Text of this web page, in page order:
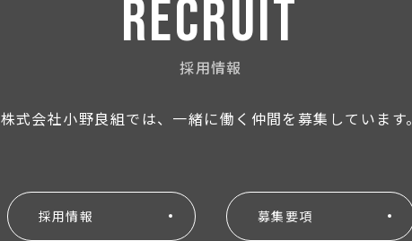
RECRUIT
採用情報
株式会社小野良組では、一緒に働く仲間を募集しています
採用情報 募集要項